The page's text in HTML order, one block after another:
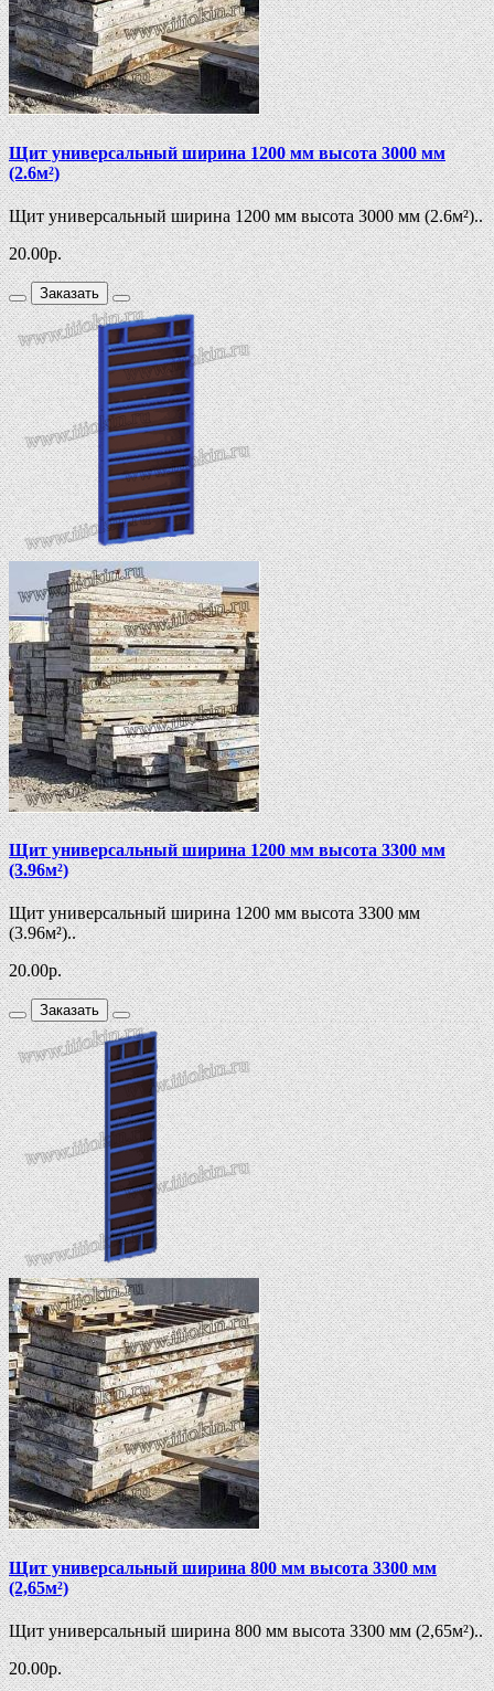
Щит универсальный ширина 1200 мм высота 3000 мм
(2.6м²)
Щит универсальный ширина 1200 мм высота 3000 мм (2.6м²)..
20.00р.
Заказать
Щит универсальный ширина 1200 мм высота 3300 мм
(3.96м²)
Щит универсальный ширина 1200 мм высота 3300 мм
(3.96м²)..
20.00р.
Заказать
Щит универсальный ширина 800 мм высота 3300 мм
(2,65м²)
Щит универсальный ширина 800 мм высота 3300 мм (2,65м²)..
20.00р.